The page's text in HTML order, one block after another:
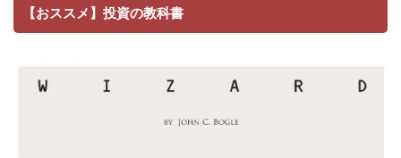
【おススメ】投資の教科書